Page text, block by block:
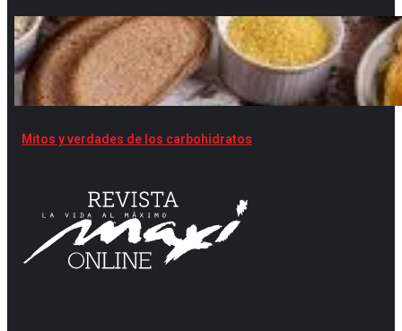
Mitos y verdades de los carbohidratos